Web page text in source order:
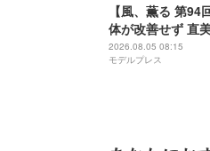
【風、薫る 第94
体が改善せず 直
にする
2026.08.05 08:15
モデルプレス